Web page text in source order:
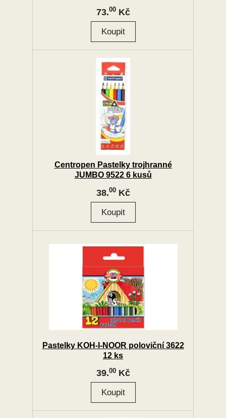
73.00Kč
Centropen Pastelky trojhranné
JUMBO 9522 6 kusů
38.00Kč
Pastelky KOH-I-NOOR poloviční 3622
12 ks
39.00Kč